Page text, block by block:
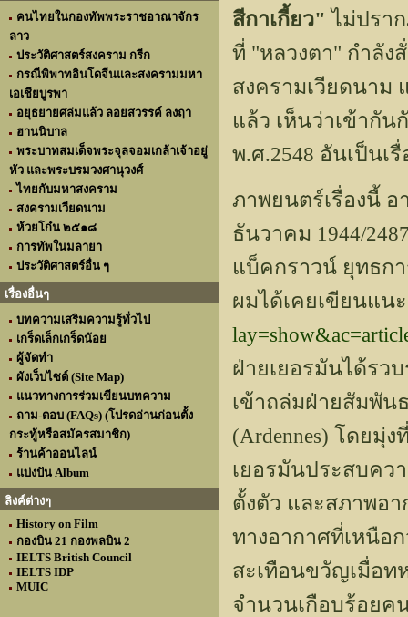
คนไทยในกองทัพพระราชอาณาจักร
ลาว
ประวัติศาสตร์สงคราม กรีก
กรณีพิพาทอินโดจีนและสงครามมหา
เอเชียบูรพา
อยุธยายศล่มแล้ว ลอยสวรรค์ ลงฤา
ฮานนิบาล
พระบาทสมเด็จพระจุลจอมเกล้าเจ้าอยู่
หัว และพระบรมวงศานุวงศ์
ไทยกับมหาสงคราม
สงครามเวียดนาม
ห้วยโก๋น ๒๕๑๘
การทัพในมลายา
ประวัติศาสตร์อื่น ๆ
เรื่องอื่นๆ
บทความเสริมความรู้ทั่วไป
เกร็ดเล็กเกร็ดน้อย
ผู้จัดทำ
ผังเว็บไซต์ (Site Map)
แนวทางการร่วมเขียนบทความ
ถาม-ตอบ (FAQs) (โปรดอ่านก่อนตั้ง
กระทู้หรือสมัครสมาชิก)
ร้านค้าออนไลน์
แบ่งปัน Album
ลิงค์ต่างๆ
History on Film
กองบิน 21 กองพลบิน 2
IELTS British Council
IELTS IDP
MUIC
สีกาเกี้ยว" ไม่ปรา
ที่ "หลวงตา" กำลั
สงครามเวียดนาม
แล้ว เห็นว่าเข้ากันกั
พ.ศ.2548 อันเป็นเ
ภาพยนตร์เรื่องนี้
ธันวาคม 1944/
แบ็คกราวน์ ยุทธก
ผมได้เคยเขียนแน
ฝ่ายเยอรมันได้รว
เข้าถล่มฝ่ายสัมพั
(Ardennes) โดยมุ่
เยอรมันประสบคว
ตั้งตัว และสภาพอ
ทางอากาศที่เหนือ
สะเทือนขวัญเมื่อท
จำนวนเกือบร้อยค